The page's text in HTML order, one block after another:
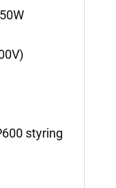
styring